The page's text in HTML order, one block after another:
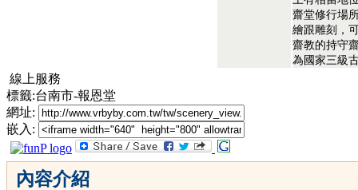
齋堂修行場
繪跟雕刻，
齋教的持守
為國家三級
線上服務
標籤:台南市-報恩堂
網址:
嵌入:
內容介紹